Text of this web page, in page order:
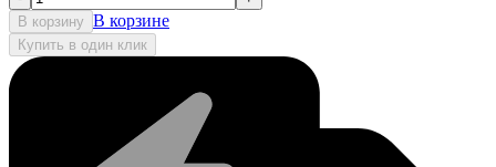
В корзину В корзине
Купить в один клик